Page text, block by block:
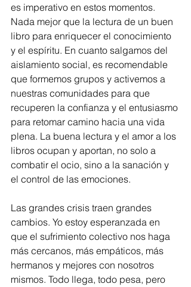
es imperativo en estos momentos.
Nada mejor que la lectura de un buen
libro para enriquecer el conocimiento
y el espíritu. En cuanto salgamos del
aislamiento social, es recomendable
que formemos grupos y activemos a
nuestras comunidades para que
recuperen la confianza y el entusiasmo
para retomar camino hacia una vida
plena. La buena lectura y el amor a los
libros ocupan y aportan, no solo a
combatir el ocio, sino a la sanación y
el control de las emociones.
Las grandes crisis traen grandes
cambios. Yo estoy esperanzada en
que el sufrimiento colectivo nos haga
más cercanos, más empáticos, más
hermanos y mejores con nosotros
mismos. Todo llega, todo pesa, pero